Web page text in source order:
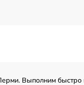
Выполним быстро